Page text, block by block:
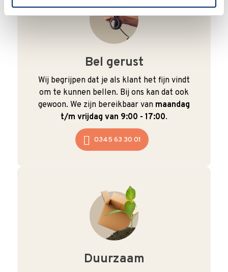
Bel gerust
Wij begrijpen dat je als klant het fijn vindt
om te kunnen bellen. Bij ons kan dat ook
gewoon. We zijn bereikbaar van maandag
t/m vrijdag van 9:00 - 17:00.
0345 63 30 01
Duurzaam